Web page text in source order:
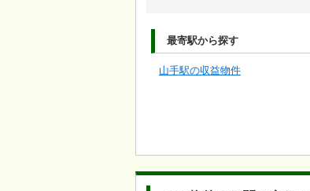
最寄駅から探す
山手駅の収益物件